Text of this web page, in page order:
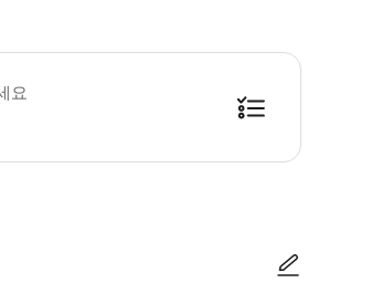
2명의 참가자가 필요합니다. 투어에 한 명만 예약한 경
요